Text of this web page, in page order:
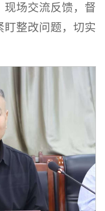
现场交流反馈，督
盯整改问题，切实